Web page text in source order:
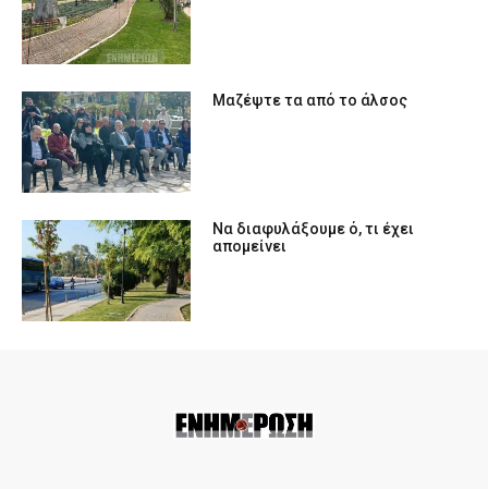
Μαζέψτε τα από το άλσος
Να διαφυλάξουμε ό, τι έχει
απομείνει